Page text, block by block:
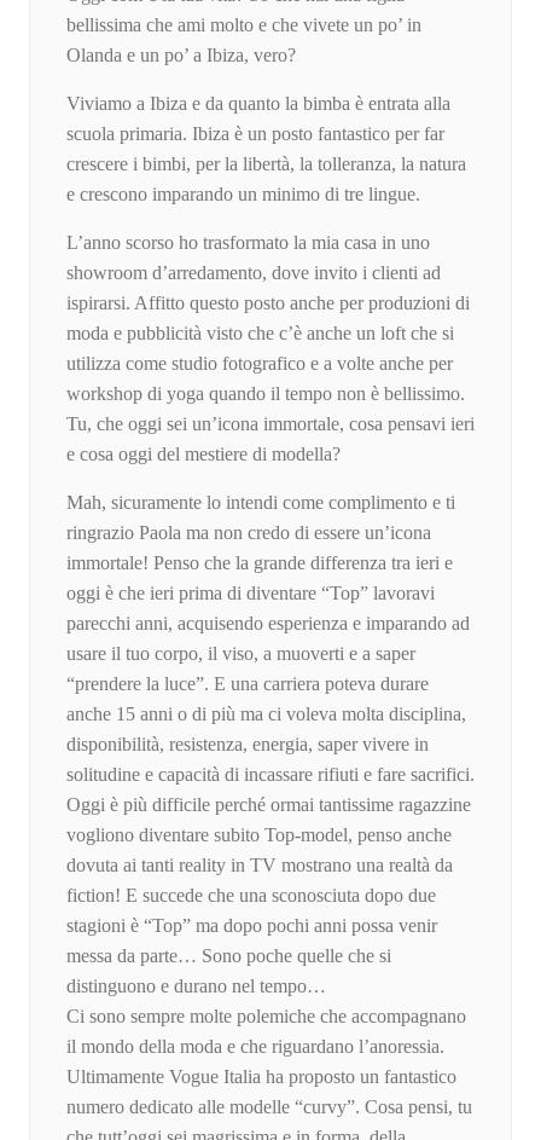
bellissima che ami molto e che vivete un po’ in
Olanda e un po’ a Ibiza, vero?
Viviamo a Ibiza e da quanto la bimba è entrata alla
scuola primaria. Ibiza è un posto fantastico per far
crescere i bimbi, per la libertà, la tolleranza, la natura
e crescono imparando un minimo di tre lingue.
L’anno scorso ho trasformato la mia casa in uno
showroom d’arredamento, dove invito i clienti ad
ispirarsi. Affitto questo posto anche per produzioni di
moda e pubblicità visto che c’è anche un loft che si
utilizza come studio fotografico e a volte anche per
workshop di yoga quando il tempo non è bellissimo.
Tu, che oggi sei un’icona immortale, cosa pensavi ieri
e cosa oggi del mestiere di modella?
Mah, sicuramente lo intendi come complimento e ti
ringrazio Paola ma non credo di essere un’icona
immortale! Penso che la grande differenza tra ieri e
oggi è che ieri prima di diventare “Top” lavoravi
parecchi anni, acquisendo esperienza e imparando ad
usare il tuo corpo, il viso, a muoverti e a saper
“prendere la luce”. E una carriera poteva durare
anche 15 anni o di più ma ci voleva molta disciplina,
disponibilità, resistenza, energia, saper vivere in
solitudine e capacità di incassare rifiuti e fare sacrifici.
Oggi è più difficile perché ormai tantissime ragazzine
vogliono diventare subito Top-model, penso anche
dovuta ai tanti reality in TV mostrano una realtà da
fiction! E succede che una sconosciuta dopo due
stagioni è “Top” ma dopo pochi anni possa venir
messa da parte… Sono poche quelle che si
distinguono e durano nel tempo…
Ci sono sempre molte polemiche che accompagnano
il mondo della moda e che riguardano l’anoressia.
Ultimamente Vogue Italia ha proposto un fantastico
numero dedicato alle modelle “curvy”. Cosa pensi, tu